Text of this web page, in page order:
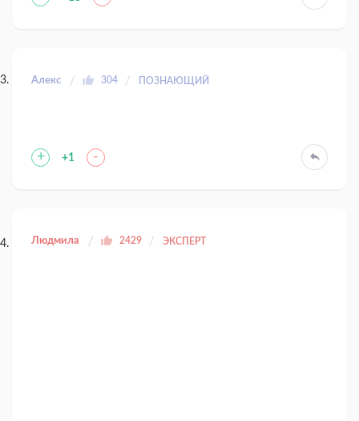
Алекс 304 ПОЗНАЮЩИЙ
+ +1 -
Людмила 2429 ЭКСПЕРТ